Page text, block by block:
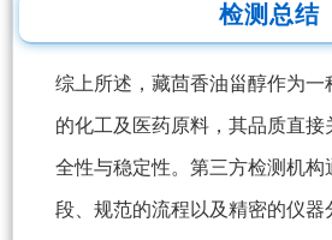
检测总结
综上所述，藏茴香油甾醇作为一
的化工及医药原料，其品质直
全性与稳定性。第三方检测机构
段、规范的流程以及精密的仪器